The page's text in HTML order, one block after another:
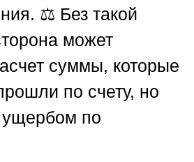
⚖️ Без такой
может
суммы, которые
по счету, но
ущербом по